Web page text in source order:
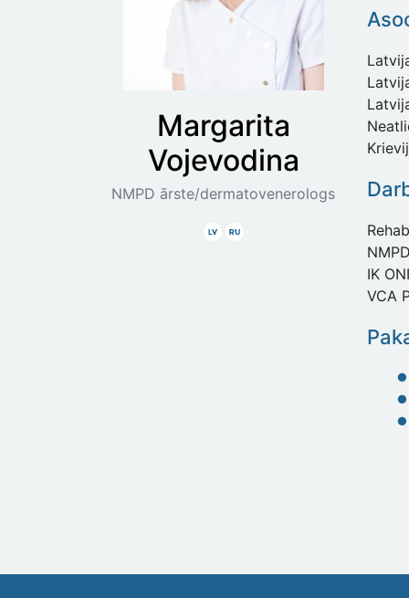
Margarita
Vojevodina
NMPD ārste/dermatovenerologs
LatviskiKrieviski
IK
VCA